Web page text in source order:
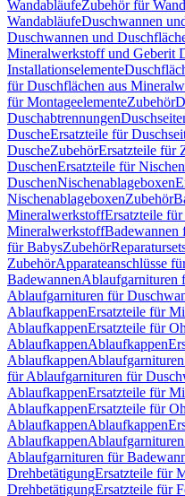
WandabläufeZubehör für
WandabläufeDuschwannen
Duschwannen und
Mineralwerkstoff und Geberit
Installationselemente
für Duschflächen aus
für MontageelementeZubehör
Duschabtrennungen
DuscheErsatzteile für
DuscheZubehörErsatzteile für
DuschenErsatzteile für
DuschenNischenablageboxen
NischenablageboxenZubehör
MineralwerkstoffErsatzteile
MineralwerkstoffBadewannen
für BabysZubehör
ZubehörApparateanschlüsse
BadewannenAblaufgarnituren
Ablaufgarnituren für
AblaufkappenErsatzteile für
AblaufkappenErsatzteile für
AblaufkappenAblaufkappen
Ablaufkappen
für Ablaufgarnituren für
AblaufkappenErsatzteile für
AblaufkappenErsatzteile für
AblaufkappenAblaufkappen
Ablaufkappen
Ablaufgarnituren für
DrehbetätigungErsatzteile für
DrehbetätigungErsatzteile für